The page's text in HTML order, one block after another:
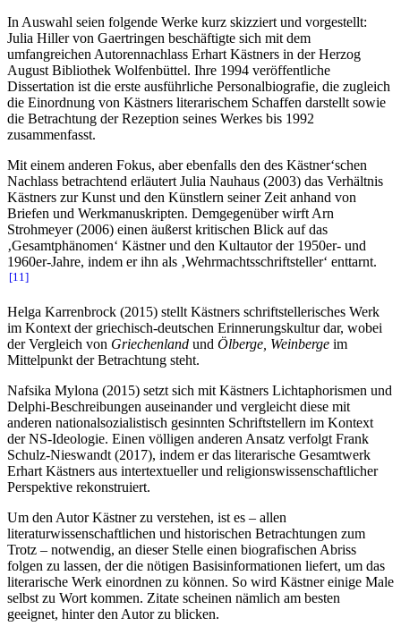
In Auswahl seien folgende Werke kurz skizziert und vorgestellt:
Julia Hiller von Gaertringen beschäftigte sich mit dem
umfangreichen Autorennachlass Erhart Kästners in der Herzog
August Bibliothek Wolfenbüttel. Ihre 1994 veröffentliche
Dissertation ist die erste ausführliche Personalbiografie, die zugleich
die Einordnung von Kästners literarischem Schaffen darstellt sowie
die Betrachtung der Rezeption seines Werkes bis 1992
zusammenfasst.
Mit einem anderen Fokus, aber ebenfalls den des Kästner‘schen
Nachlass betrachtend erläutert Julia Nauhaus (2003) das Verhältnis
Kästners zur Kunst und den Künstlern seiner Zeit anhand von
Briefen und Werkmanuskripten. Demgegenüber wirft Arn
Strohmeyer (2006) einen äußerst kritischen Blick auf das
‚Gesamtphänomen‘ Kästner und den Kultautor der 1950er- und
1960er-Jahre, indem er ihn als ‚Wehrmachtsschriftsteller‘ enttarnt.
11
Helga Karrenbrock (2015) stellt Kästners schriftstellerisches Werk
im Kontext der griechisch-deutschen Erinnerungskultur dar, wobei
der Vergleich von Griechenland und Ölberge, Weinberge im
Mittelpunkt der Betrachtung steht.
Nafsika Mylona (2015) setzt sich mit Kästners Lichtaphorismen und
Delphi-Beschreibungen auseinander und vergleicht diese mit
anderen nationalsozialistisch gesinnten Schriftstellern im Kontext
der NS-Ideologie. Einen völligen anderen Ansatz verfolgt Frank
Schulz-Nieswandt (2017), indem er das literarische Gesamtwerk
Erhart Kästners aus intertextueller und religionswissenschaftlicher
Perspektive rekonstruiert.
Um den Autor Kästner zu verstehen, ist es – allen
literaturwissenschaftlichen und historischen Betrachtungen zum
Trotz – notwendig, an dieser Stelle einen biografischen Abriss
folgen zu lassen, der die nötigen Basisinformationen liefert, um das
literarische Werk einordnen zu können. So wird Kästner einige Male
selbst zu Wort kommen. Zitate scheinen nämlich am besten
geeignet, hinter den Autor zu blicken.